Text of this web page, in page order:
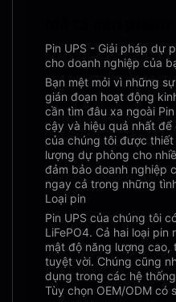
Pin UPS - Giải pháp dự
cho doanh nghiệp của
Bạn mệt mỏi vì những
gián đoạn hoạt động
cần tìm đâu xa ngoài
cậy và hiệu quả nhất
của chúng tôi được
lượng dự phòng cho
đảm bảo doanh nghiệp
ngay cả trong những
Loại pin
Pin UPS của chúng tôi
LiFePO4. Cả hai loại
mật độ năng lượng cao,
tuyệt vời. Chúng cũng
dụng trong các hệ thống
Tùy chọn OEM/ODM có